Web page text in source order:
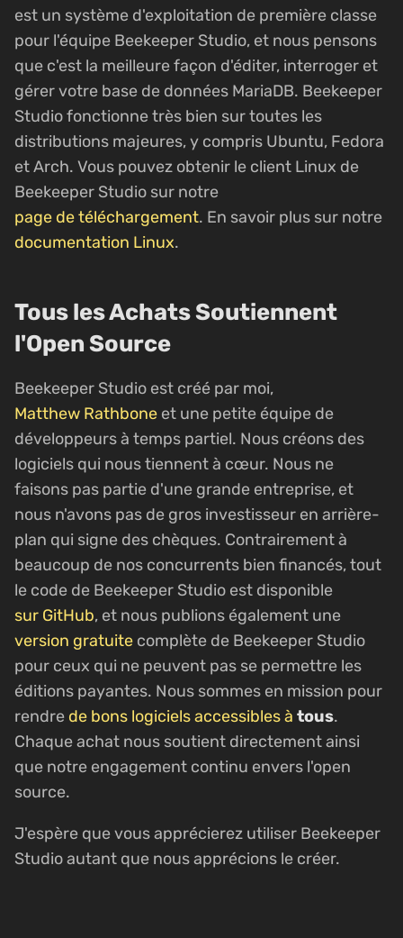
est un système d'exploitation de première classe
pour l'équipe Beekeeper Studio, et nous pensons
que c'est la meilleure façon d'éditer, interroger et
gérer votre base de données MariaDB. Beekeeper
Studio fonctionne très bien sur toutes les
distributions majeures, y compris Ubuntu, Fedora
et Arch. Vous pouvez obtenir le client Linux de
Beekeeper Studio sur notre
page de téléchargement. En savoir plus sur notre
documentation Linux.
Tous les Achats Soutiennent
l'Open Source
Beekeeper Studio est créé par moi,
Matthew Rathbone et une petite équipe de
développeurs à temps partiel. Nous créons des
logiciels qui nous tiennent à cœur. Nous ne
faisons pas partie d'une grande entreprise, et
nous n'avons pas de gros investisseur en arrière-
plan qui signe des chèques. Contrairement à
beaucoup de nos concurrents bien financés, tout
le code de Beekeeper Studio est disponible
sur GitHub, et nous publions également une
version gratuite complète de Beekeeper Studio
pour ceux qui ne peuvent pas se permettre les
éditions payantes. Nous sommes en mission pour
rendre de bons logiciels accessibles à tous.
Chaque achat nous soutient directement ainsi
que notre engagement continu envers l'open
source.
J'espère que vous apprécierez utiliser Beekeeper
Studio autant que nous apprécions le créer.